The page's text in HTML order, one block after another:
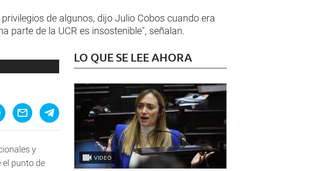
de algunos, dijo Julio Cobos cuando era
parte de la UCR es insostenible", señalan.
y
el punto de
LO QUE SE LEE AHORA
VIDEO